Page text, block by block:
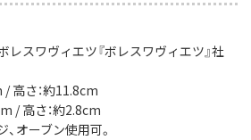
レスワヴィエツ『ボレスワヴィエツ』社
高さ：約11.8cm
さ：約2.8cm
オーブン使用可。